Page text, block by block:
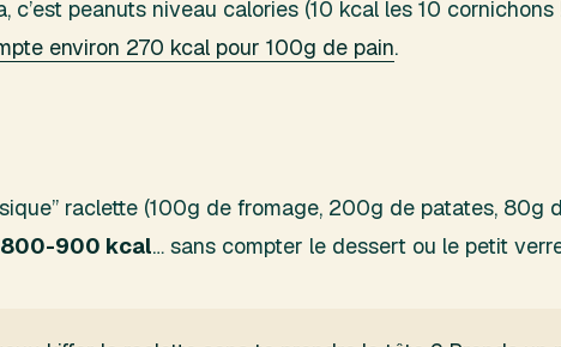
c’est peanuts niveau calories (10 kcal les 10
environ 270 kcal pour 100g de pain.
raclette (100g de fromage, 200g de patates, 80g
800-900 kcal… sans compter le dessert ou le petit